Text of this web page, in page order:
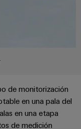
de monitorización
en una pala del
en una etapa
de medición